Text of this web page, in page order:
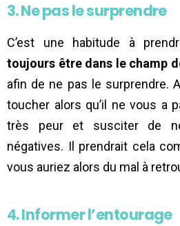
3. Ne pas le surprendre
C’est une habitude à
toujours être dans le champ
afin de ne pas le surprendre.
toucher alors qu’il ne vous a
très peur et susciter de
négatives. Il prendrait cela
vous auriez alors du mal à
4. Informer l’entourage